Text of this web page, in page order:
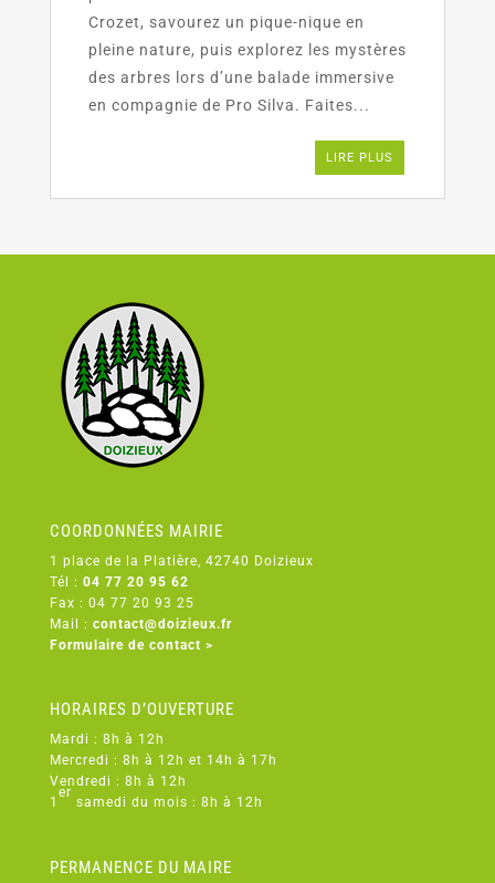
Crozet, savourez un pique-nique en
pleine nature, puis explorez les mystères
des arbres lors d’une balade immersive
en compagnie de Pro Silva. Faites...
LIRE PLUS
COORDONNÉES MAIRIE
1 place de la Platière, 42740 Doizieux
Tél : 04 77 20 95 62
Fax : 04 77 20 93 25
Mail : contact@doizieux.fr
Formulaire de contact >
HORAIRES D’OUVERTURE
Mardi : 8h à 12h
Mercredi : 8h à 12h et 14h à 17h
Vendredi : 8h à 12h
1
er
samedi du mois : 8h à 12h
PERMANENCE DU MAIRE